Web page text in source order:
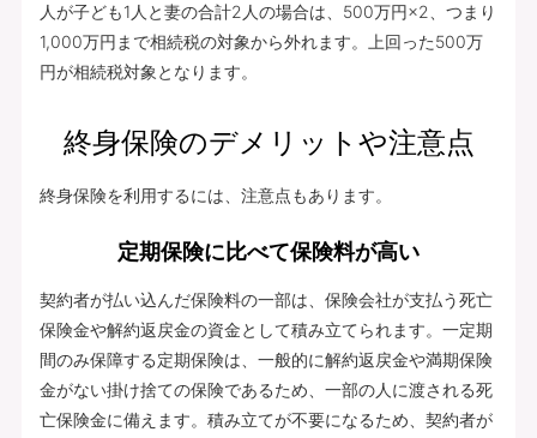
人が子ども1人と妻の合計2人の場合は、500万円×2、つまり
1,000万円まで相続税の対象から外れます。上回った500万
円が相続税対象となります。
終身保険のデメリットや注意点
終身保険を利用するには、注意点もあります。
定期保険に比べて保険料が高い
契約者が払い込んだ保険料の一部は、保険会社が支払う死亡
保険金や解約返戻金の資金として積み立てられます。一定期
間のみ保障する定期保険は、一般的に解約返戻金や満期保険
金がない掛け捨ての保険であるため、一部の人に渡される死
亡保険金に備えます。積み立てが不要になるため、契約者が